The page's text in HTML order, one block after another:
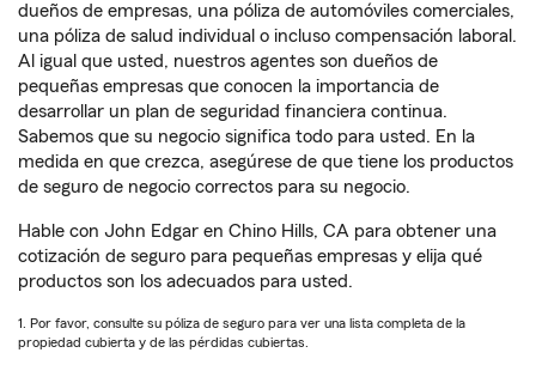
dueños de empresas, una póliza de automóviles comerciales,
una póliza de salud individual o incluso compensación laboral.
Al igual que usted, nuestros agentes son dueños de
pequeñas empresas que conocen la importancia de
desarrollar un plan de seguridad financiera continua.
Sabemos que su negocio significa todo para usted. En la
medida en que crezca, asegúrese de que tiene los productos
de seguro de negocio correctos para su negocio.
Hable con John Edgar en Chino Hills, CA para obtener una
cotización de seguro para pequeñas empresas y elija qué
productos son los adecuados para usted.
1. Por favor, consulte su póliza de seguro para ver una lista completa de la
propiedad cubierta y de las pérdidas cubiertas.